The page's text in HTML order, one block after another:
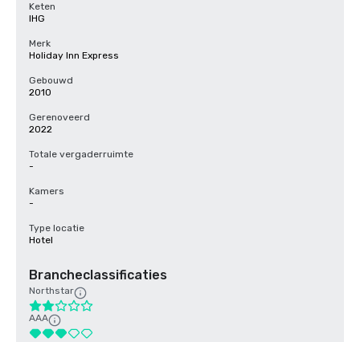
Keten
IHG
Merk
Holiday Inn Express
Gebouwd
2010
Gerenoveerd
2022
Totale vergaderruimte
-
Kamers
-
Type locatie
Hotel
Brancheclassificaties
Northstar
AAA